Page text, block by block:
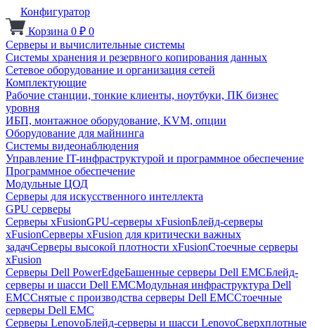
Конфигуратор
Корзина 0 ₽ 0
Серверы и вычислительные системы
Системы хранения и резервного копирования данных
Сетевое оборудование и организация сетей
Комплектующие
Рабочие станции, тонкие клиенты, ноутбуки, ПК бизнес
уровня
ИБП, монтажное оборудование, KVM, опции
Оборудование для майнинга
Системы видеонаблюдения
Управление IT-инфраструктурой и программное обеспечение
Программное обеспечение
Модульные ЦОД
Серверы для искусственного интеллекта
GPU серверы
Серверы xFusionGPU-серверы xFusionБлейд-серверы
xFusionСерверы xFusion для критически важных
задачСерверы высокой плотности xFusionСтоечные серверы
xFusion
Серверы Dell PowerEdgeБашенные серверы Dell EMCБлейд-
серверы и шасси Dell EMCМодульная инфраструктура Dell
EMCСнятые с производства серверы Dell EMCСтоечные
серверы Dell EMC
Серверы LenovoБлейд-серверы и шасси LenovoСверхплотные